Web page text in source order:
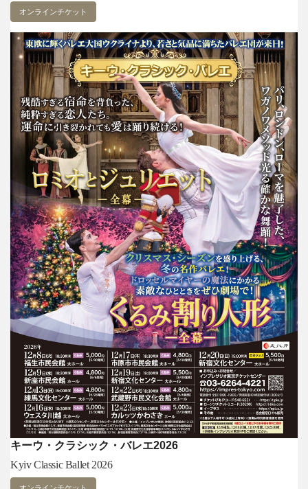
オンラインチケット
キーウ・クラシック・バレエ2026
Kyiv Classic Ballet 2026